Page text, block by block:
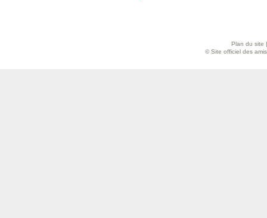
Plan du site
© Site officiel des